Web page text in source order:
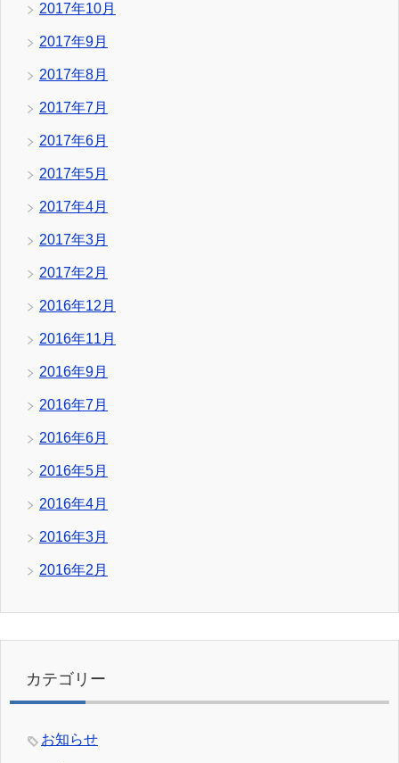
2017年10月
2017年9月
2017年8月
2017年7月
2017年6月
2017年5月
2017年4月
2017年3月
2017年2月
2016年12月
2016年11月
2016年9月
2016年7月
2016年6月
2016年5月
2016年4月
2016年3月
2016年2月
カテゴリー
お知らせ